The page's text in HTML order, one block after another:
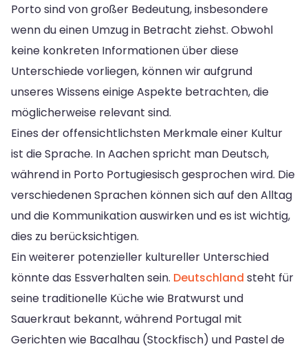
Porto sind von großer Bedeutung, insbesondere
wenn du einen Umzug in Betracht ziehst. Obwohl
keine konkreten Informationen über diese
Unterschiede vorliegen, können wir aufgrund
unseres Wissens einige Aspekte betrachten, die
möglicherweise relevant sind.
Eines der offensichtlichsten Merkmale einer Kultur
ist die Sprache. In Aachen spricht man Deutsch,
während in Porto Portugiesisch gesprochen wird. Die
verschiedenen Sprachen können sich auf den Alltag
und die Kommunikation auswirken und es ist wichtig,
dies zu berücksichtigen.
Ein weiterer potenzieller kultureller Unterschied
könnte das Essverhalten sein. Deutschland steht für
seine traditionelle Küche wie Bratwurst und
Sauerkraut bekannt, während Portugal mit
Gerichten wie Bacalhau (Stockfisch) und Pastel de